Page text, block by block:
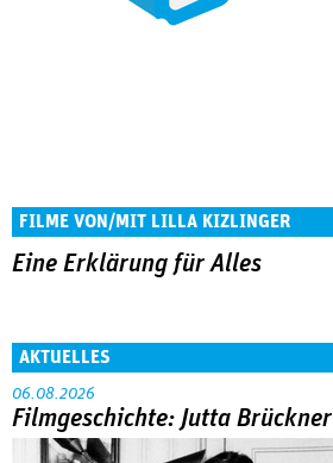
FILME VON/MIT LILLA KIZLINGER
Eine Erklärung für Alles
AKTUELLES
06.08.2026
Filmgeschichte: Jutta Brückner